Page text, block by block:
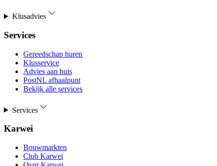
Klusadvies
Services
Gereedschap huren
Klusservice
Advies aan huis
PostNL afhaalpunt
Bekijk alle services
Services
Karwei
Bouwmarkten
Club Karwei